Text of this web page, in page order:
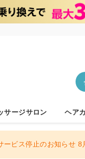
サージサロン ヘア
ービス停止のお知らせ